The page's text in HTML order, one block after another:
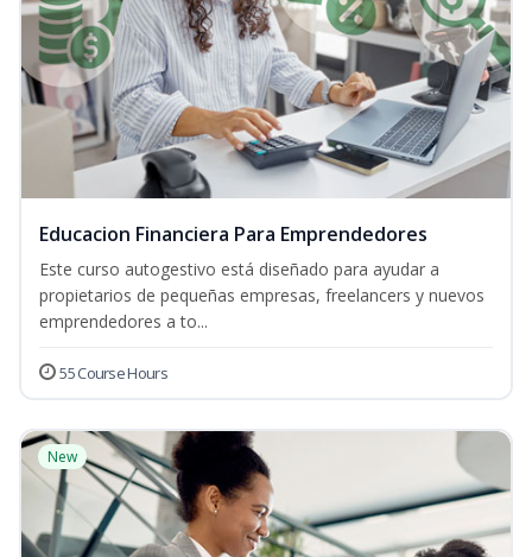
Educacion Financiera Para Emprendedores
Este curso autogestivo está diseñado para ayudar a
propietarios de pequeñas empresas, freelancers y nuevos
emprendedores a to...
55 Course Hours
New